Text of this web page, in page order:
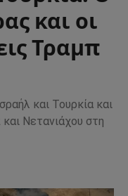
και οι
Τραμπ
και Τουρκία και
Νετανιάχου στη